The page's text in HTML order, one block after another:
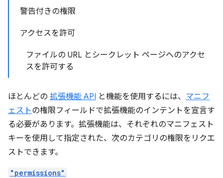
警告付きの権限
アクセスを許可
ファイルの URL とシークレット ページへのアクセ
スを許可する
ほとんどの 拡張機能 API と機能を使用するには、 マニフ
ェストの権限フィールドで拡張機能のインテントを宣言す
る必要があります。拡張機能は、それぞれのマニフェスト
キーを使用して指定された、次のカテゴリの権限をリクエ
ストできます。
"permissions"